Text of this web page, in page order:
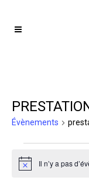
Évènements
FOR
Notice Il n’y a pas